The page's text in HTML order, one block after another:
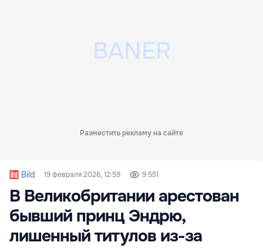
Разместить рекламу на сайте
Bild 19 февраля 2026, 12:59 9 551
В Великобритании арестован
бывший принц Эндрю,
лишенный титулов из-за